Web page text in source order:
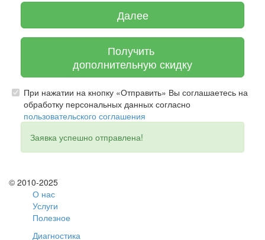
Далее
Получить
дополнительную скидку
При нажатии на кнопку «Отправить» Вы соглашаетесь на
обработку персональных данных согласно
пользовательского соглашения
Заявка успешно отправлена!
© 2010-2025
О нас
Услуги
Полезное
Диагностика